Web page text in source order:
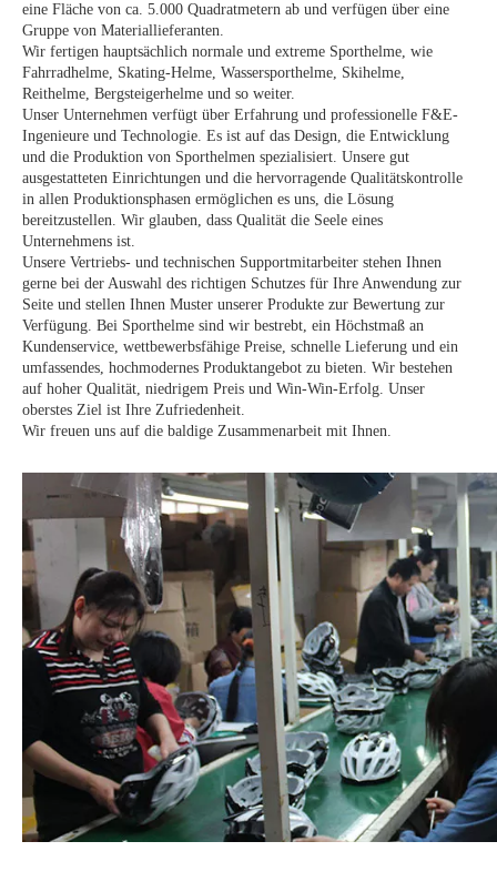
eine Fläche von ca. 5.000 Quadratmetern ab und verfügen über eine
Gruppe von Materiallieferanten.
Wir fertigen hauptsächlich normale und extreme Sporthelme, wie
Fahrradhelme, Skating-Helme, Wassersporthelme, Skihelme,
Reithelme, Bergsteigerhelme und so weiter.
Unser Unternehmen verfügt über Erfahrung und professionelle F&E-
Ingenieure und Technologie. Es ist auf das Design, die Entwicklung
und die Produktion von Sporthelmen spezialisiert. Unsere gut
ausgestatteten Einrichtungen und die hervorragende Qualitätskontrolle
in allen Produktionsphasen ermöglichen es uns, die Lösung
bereitzustellen. Wir glauben, dass Qualität die Seele eines
Unternehmens ist.
Unsere Vertriebs- und technischen Supportmitarbeiter stehen Ihnen
gerne bei der Auswahl des richtigen Schutzes für Ihre Anwendung zur
Seite und stellen Ihnen Muster unserer Produkte zur Bewertung zur
Verfügung. Bei Sporthelme sind wir bestrebt, ein Höchstmaß an
Kundenservice, wettbewerbsfähige Preise, schnelle Lieferung und ein
umfassendes, hochmodernes Produktangebot zu bieten. Wir bestehen
auf hoher Qualität, niedrigem Preis und Win-Win-Erfolg. Unser
oberstes Ziel ist Ihre Zufriedenheit.
Wir freuen uns auf die baldige Zusammenarbeit mit Ihnen.